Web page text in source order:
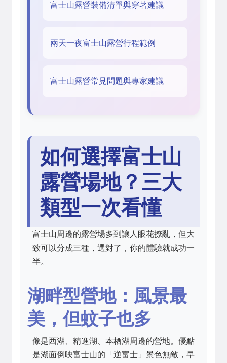
富士山露營裝備清單與穿著建議
兩天一夜富士山露營行程範例
富士山露營常見問題與專家建議
如何選擇富士山
露營場地？三大
類型一次看懂
富士山周邊的露營場多到讓人眼花撩亂，但大
致可以分成三種，選對了，你的體驗就成功一
半。
湖畔型營地：風景最
美，但蚊子也多
像是西湖、精進湖、本栖湖周邊的營地。優點
是湖面倒映富士山的「逆富士」景色無敵，早